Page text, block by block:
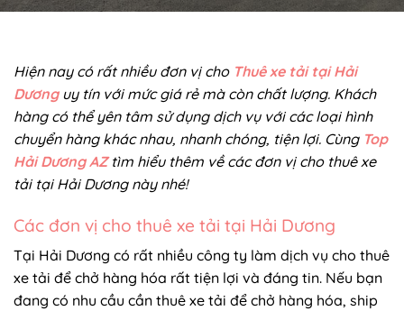
Hiện nay có rất nhiều đơn vị cho Thuê xe tải tại Hải
Dươnguy tín với mức giá rẻ mà còn chất lượng. Khách
hàng có thể yên tâm sử dụng dịch vụ với các loại hình
chuyển hàng khác nhau, nhanh chóng, tiện lợi. Cùng Top
Hải Dương AZtìm hiểu thêm về các đơn vị cho thuê xe
tải tại Hải Dương này nhé!
Các đơn vị cho thuê xe tải tại Hải Dương
Tại Hải Dương có rất nhiều công ty làm dịch vụ cho thuê
xe tải để chở hàng hóa rất tiện lợi và đáng tin. Nếu bạn
đang có nhu cầu cần thuê xe tải để chở hàng hóa, ship